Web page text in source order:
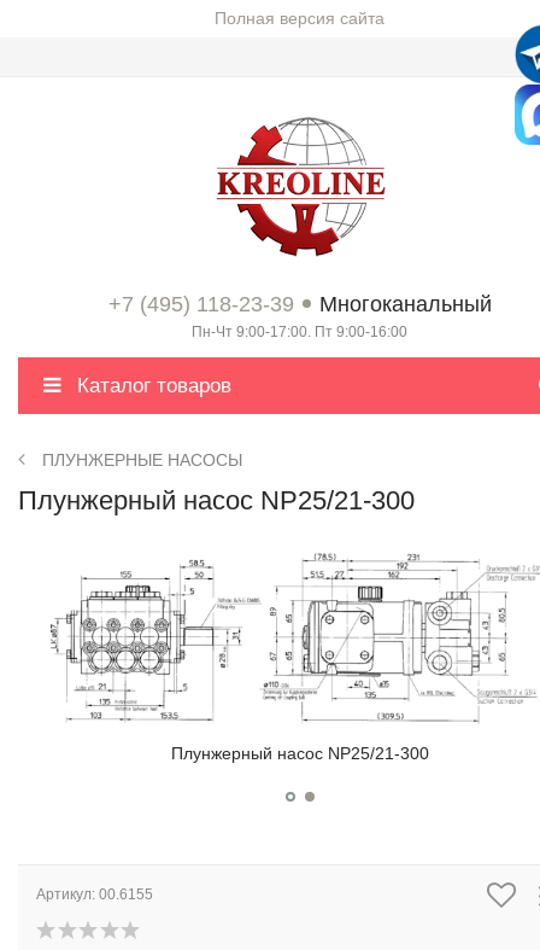
Полная версия сайта
+7 (495) 118-23-39 Многоканальный
Пн-Чт 9:00-17:00. Пт 9:00-16:00
Каталог товаров
ПЛУНЖЕРНЫЕ НАСОСЫ
Плунжерный насос NP25/21-300
Плунжерный насос NP25/21-300
Артикул: 00.6155